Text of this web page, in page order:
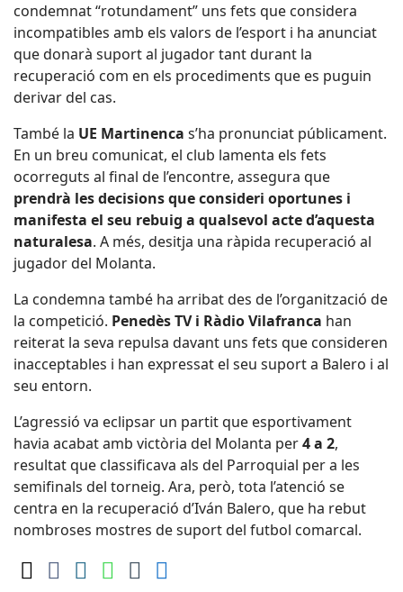
condemnat “rotundament” uns fets que considera
incompatibles amb els valors de l’esport i ha anunciat
que donarà suport al jugador tant durant la
recuperació com en els procediments que es puguin
derivar del cas.
També la UE Martinenca s’ha pronunciat públicament.
En un breu comunicat, el club lamenta els fets
ocorreguts al final de l’encontre, assegura que
prendrà les decisions que consideri oportunes i
manifesta el seu rebuig a qualsevol acte d’aquesta
naturalesa. A més, desitja una ràpida recuperació al
jugador del Molanta.
La condemna també ha arribat des de l’organització de
la competició. Penedès TV i Ràdio Vilafranca han
reiterat la seva repulsa davant uns fets que consideren
inacceptables i han expressat el seu suport a Balero i al
seu entorn.
L’agressió va eclipsar un partit que esportivament
havia acabat amb victòria del Molanta per4 a 2,
resultat que classificava als del Parroquial per a les
semifinals del torneig. Ara, però, tota l’atenció se
centra en la recuperació d’Iván Balero, que ha rebut
nombroses mostres de suport del futbol comarcal.